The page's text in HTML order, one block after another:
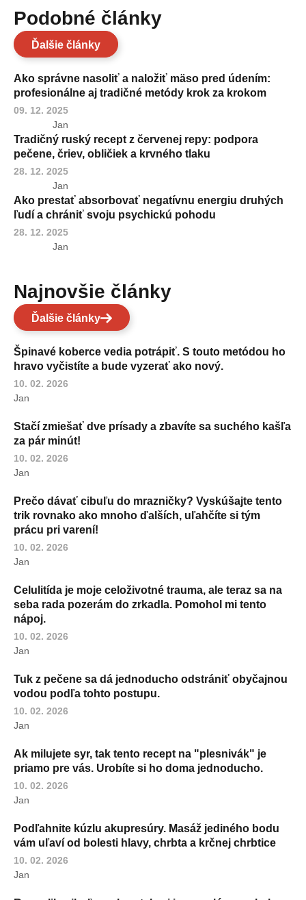
Podobné články
Ďalšie články
Ako správne nasoliť a naložiť mäso pred údením:
profesionálne aj tradičné metódy krok za krokom
09. 12. 2025
Jan
Tradičný ruský recept z červenej repy: podpora
pečene, čriev, obličiek a krvného tlaku
28. 12. 2025
Jan
Ako prestať absorbovať negatívnu energiu druhých
ľudí a chrániť svoju psychickú pohodu
28. 12. 2025
Jan
Najnovšie články
Ďalšie články
Špinavé koberce vedia potrápiť. S touto metódou ho
hravo vyčistíte a bude vyzerať ako nový.
10. 02. 2026
Jan
Stačí zmiešať dve prísady a zbavíte sa suchého kašľa
za pár minút!
10. 02. 2026
Jan
Prečo dávať cibuľu do mrazničky? Vyskúšajte tento
trik rovnako ako mnoho ďalších, uľahčíte si tým
prácu pri varení!
10. 02. 2026
Jan
Celulitída je moje celoživotné trauma, ale teraz sa na
seba rada pozerám do zrkadla. Pomohol mi tento
nápoj.
10. 02. 2026
Jan
Tuk z pečene sa dá jednoducho odstrániť obyčajnou
vodou podľa tohto postupu.
10. 02. 2026
Jan
Ak milujete syr, tak tento recept na "plesnivák" je
priamo pre vás. Urobíte si ho doma jednoducho.
10. 02. 2026
Jan
Podľahnite kúzlu akupresúry. Masáž jediného bodu
vám uľaví od bolesti hlavy, chrbta a krčnej chrbtice
10. 02. 2026
Jan